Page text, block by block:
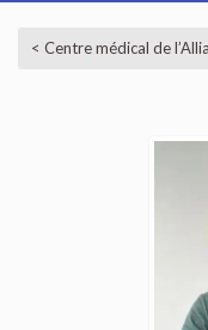
< Centre médical de